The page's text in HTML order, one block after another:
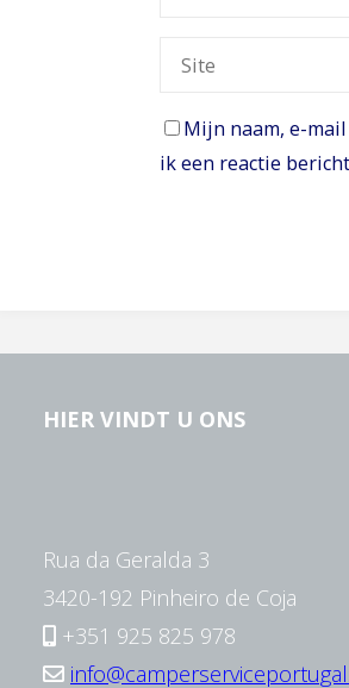
Mijn naam, e-
ik een reactie
HIER VINDT U ONS
Rua da Geralda 3
3420-192 Pinheiro de Coja
+351 925 825 978